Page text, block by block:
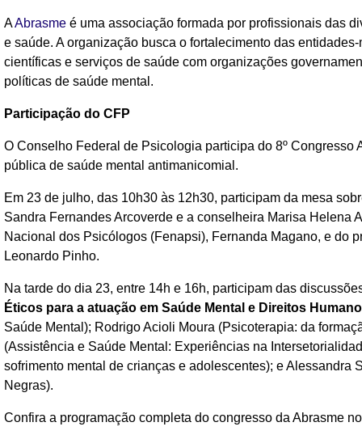
AAbrasme é uma associação formada por profissionais das
e saúde. A organização busca o fortalecimento das
científicas e serviços de saúde com organizações
políticas de saúde mental.
Participação do CFP
O Conselho Federal de Psicologia participa do 8º Congresso
pública de saúde mental antimanicomial.
Em 23 de julho, das 10h30 às 12h30, participam da mesa
Sandra Fernandes Arcoverde e a conselheira Marisa Helena
Nacional dos Psicólogos (Fenapsi), Fernanda Magano, e do
Leonardo Pinho.
Na tarde do dia 23, entre 14h e 16h, participam das
Éticos para a atuação em Saúde Mental e Direitos
Saúde Mental); Rodrigo Acioli Moura (Psicoterapia: da
(Assistência e Saúde Mental: Experiências na
sofrimento mental de crianças e adolescentes); e
Negras).
Confira a programação completa do congresso da Abrasme